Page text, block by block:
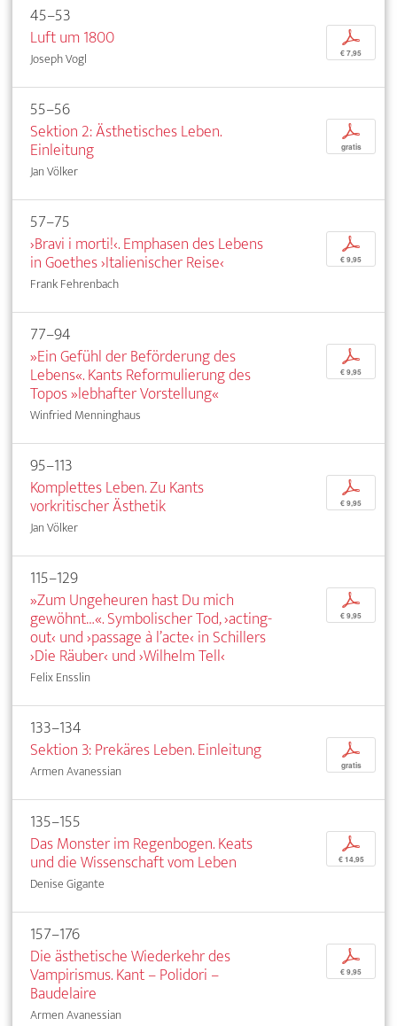
45–53
Luft um 1800
Joseph Vogl
p
€ 7,95
55–56
Sektion 2: Ästhetisches Leben.
Einleitung
Jan Völker
p
gratis
57–75
›Bravi i morti!‹. Emphasen des Lebens
in Goethes ›Italienischer Reise‹
Frank Fehrenbach
p
€ 9,95
77–94
»Ein Gefühl der Beförderung des
Lebens«. Kants Reformulierung des
Topos »lebhafter Vorstellung«
Winfried Menninghaus
p
€ 9,95
95–113
Komplettes Leben. Zu Kants
vorkritischer Ästhetik
Jan Völker
p
€ 9,95
115–129
»Zum Ungeheuren hast Du mich
gewöhnt…«. Symbolischer Tod, ›acting-
out‹ und ›passage à l’acte‹ in Schillers
›Die Räuber‹ und ›Wilhelm Tell‹
Felix Ensslin
p
€ 9,95
133–134
Sektion 3: Prekäres Leben. Einleitung
Armen Avanessian
p
gratis
135–155
Das Monster im Regenbogen. Keats
und die Wissenschaft vom Leben
Denise Gigante
p
€ 14,95
157–176
Die ästhetische Wiederkehr des
Vampirismus. Kant – Polidori –
Baudelaire
Armen Avanessian
p
€ 9,95